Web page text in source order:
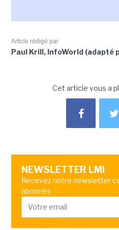
Article rédigé par
Paul Krill, InfoWorld (adapté
Cet article vous a
NEWSLETTER LMI
Recevez notre newsletter
abonnés